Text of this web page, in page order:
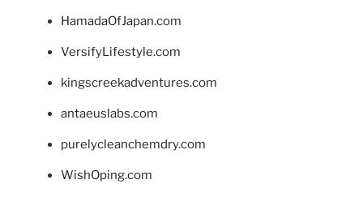
HamadaOfJapan.com
VersifyLifestyle.com
kingscreekadventures.com
antaeuslabs.com
purelycleanchemdry.com
WishOping.com